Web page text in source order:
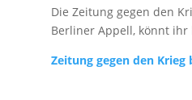
Die Zeitung gegen den
Berliner Appell, könnt
Zeitung gegen den Krieg